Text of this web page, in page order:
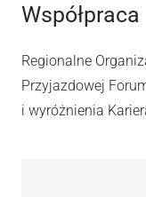
Współpraca
Regionalne
Przyjazdowej
i wyróżnienia